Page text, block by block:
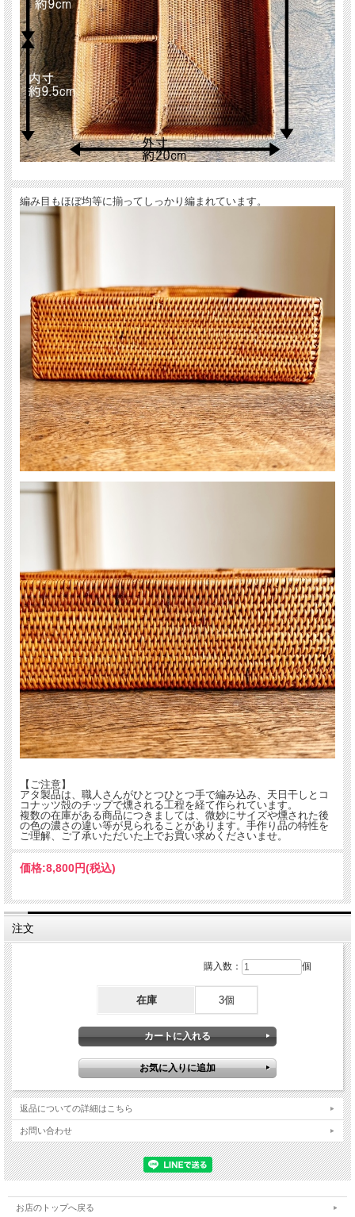
ちにだんだんと香りは薄らいでまいります。
編み目もほぼ均等に揃ってしっかり編まれています。
【ご注意】
アタ製品は、職人さんがひとつひとつ手で編み込み、天日干しとコ
コナッツ殻のチップで燻される工程を経て作られています。
複数の在庫がある商品につきましては、微妙にサイズや燻された後
の色の濃さの違い等が見られることがあります。手作り品の特性を
ご理解、ご了承いただいた上でお買い求めくださいませ。
価格:8,800円(税込)
注文
購入数： 個
在庫 3個
返品についての詳細はこちら
お問い合わせ
お店のトップへ戻る